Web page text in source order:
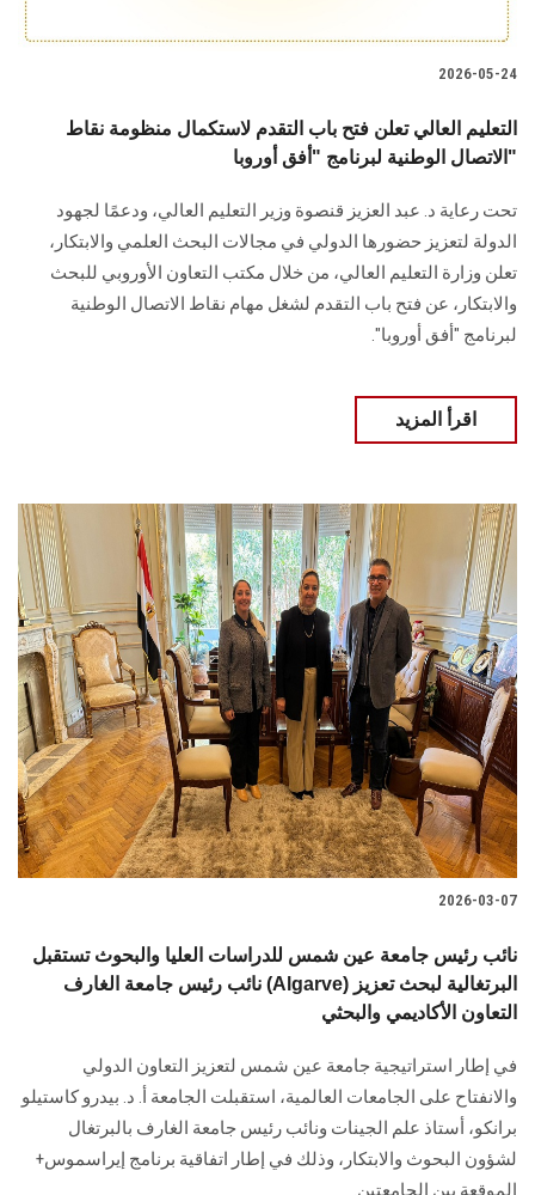
2026-05-24
التعليم العالي تعلن فتح باب التقدم لاستكمال منظومة نقاط
الاتصال الوطنية لبرنامج "أفق أوروبا"
تحت رعاية د. عبد العزيز قنصوة وزير التعليم العالي، ودعمًا لجهود
الدولة لتعزيز حضورها الدولي في مجالات البحث العلمي والابتكار،
تعلن وزارة التعليم العالي، من خلال مكتب التعاون الأوروبي للبحث
والابتكار، عن فتح باب التقدم لشغل مهام نقاط الاتصال الوطنية
لبرنامج "أفق أوروبا".
اقرأ المزيد
2026-03-07
نائب رئيس جامعة عين شمس للدراسات العليا والبحوث تستقبل
نائب رئيس جامعة الغارف (Algarve) البرتغالية لبحث تعزيز
التعاون الأكاديمي والبحثي
في إطار استراتيجية جامعة عين شمس لتعزيز التعاون الدولي
والانفتاح على الجامعات العالمية، استقبلت الجامعة أ. د. بيدرو كاستيلو
برانكو، أستاذ علم الجينات ونائب رئيس جامعة الغارف بالبرتغال
لشؤون البحوث والابتكار، وذلك في إطار اتفاقية برنامج إيراسموس+
الموقعة بين الجامعتين.